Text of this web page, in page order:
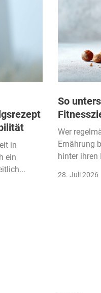
in
ein
So
Wer
Ernährung
hinter ihren
28. Juli 2026